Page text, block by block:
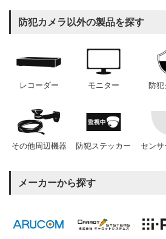
防犯カメラ以外の製品を探す
レコーダー モニター 防
その他周辺機器 防犯ステッカー センサ
メーカーから探す